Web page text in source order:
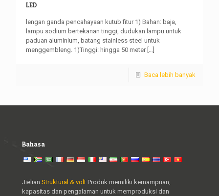
LED
lengan ganda pencahayaan kutub fitur 1) Bahan: baja,
lampu sodium bertekanan tinggi, dudukan lampu untuk
paduan aluminium, batang stainless steel untuk
menggembleng. 1)Tinggi: hingga 50 meter[…]
Baca lebih banyak
Bahasa
Jielian Struktural & volt Produk memiliki kemampuan,
kapasitas dan pengalaman untuk memproduksi dan